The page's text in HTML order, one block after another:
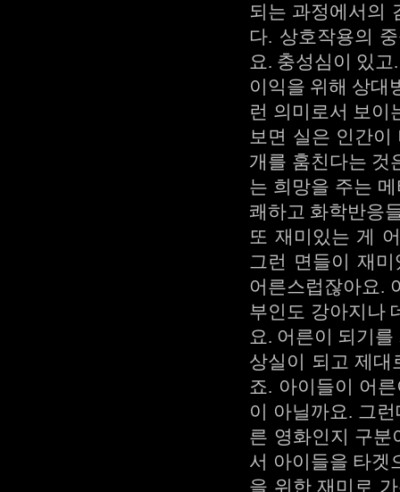
되는 과정에서의
다. 상호작용의
요. 충성심이 있
이익을 위해 상대
런 의미로서 보이
보면 실은 인간이
개를 훔친다는 것
는 희망을 주는
쾌하고 화학반응
또 재미있는 게
그런 면들이 재
어른스럽잖아요.
부인도 강아지나
요. 어른이 되기
상실이 되고 제대
죠. 아이들이 어
이 아닐까요. 그
른 영화인지 구분
서 아이들을 타겟
을 위한 재미로